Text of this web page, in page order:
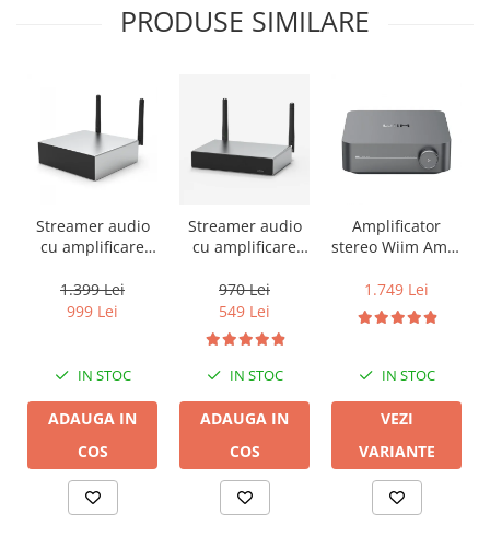
PRODUSE SIMILARE
Streamer audio
cu amplificare
A50+, LAN /Wi-Fi
/Bluetooth,
1.399 Lei
999 Lei
IN STOC
ADAUGA IN
COS
Streamer audio
cu amplificare
A30+, LAN /Wi-Fi
/Bluetooth,
24bit/192kHz,
Multiroom
970 Lei
549 Lei
IN STOC
ADAUGA IN
COS
Amplificator
stereo Wiim Amp,
2, Spotify, Tidal,
Chromecast,
HDMI & Voice
1.749 Lei
IN STOC
VEZI
VARIANTE